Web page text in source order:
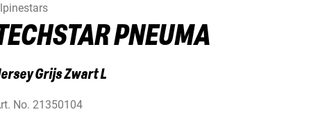
PNEUMA
Grijs Zwart L
No. 21350104